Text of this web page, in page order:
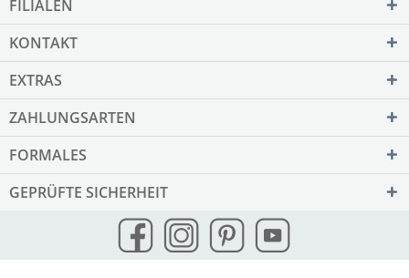
FILIALEN
KONTAKT
EXTRAS
ZAHLUNGSARTEN
FORMALES
GEPRÜFTE SICHERHEIT